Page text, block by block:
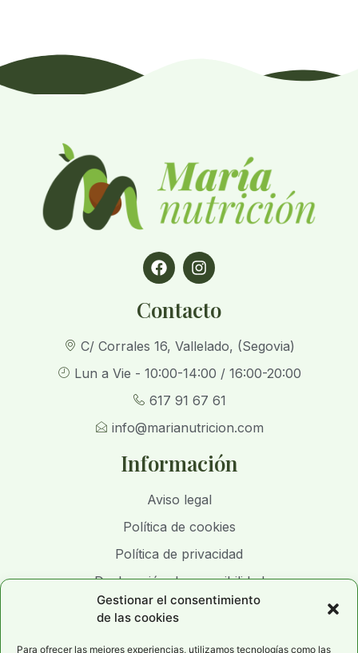
Gestionar el consentimiento
de las cookies
Para ofrecer las mejores experiencias, utilizamos tecnologías como las
Contacto
C/ Corrales 16, Vallelado, (Segovia)
Lun a Vie - 10:00-14:00 / 16:00-20:00
617 91 67 61
info@marianutricion.com
Información
Aviso legal
Política de cookies
Política de privacidad
Declaración de accesibilidad